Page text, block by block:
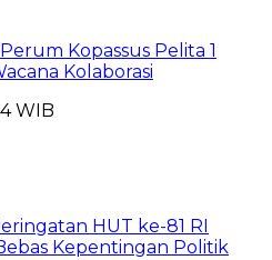
Kopassus Pelita 1
Kolaborasi
WIB
HUT ke-81 RI
Kepentingan Politik